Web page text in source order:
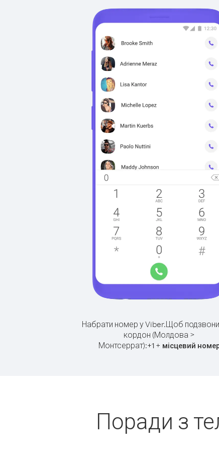
Набрати номер у Viber.Щоб
кордон (Молдова >
Монтсеррат):+1+ місцевий
Поради з